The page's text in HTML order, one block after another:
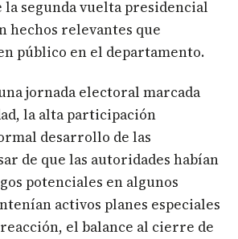
segunda vuelta presidencial
relevantes que
público en el departamento.
jornada electoral marcada
la alta participación
desarrollo de las
de que las autoridades habían
potenciales en algunos
activos planes especiales
el balance al cierre de